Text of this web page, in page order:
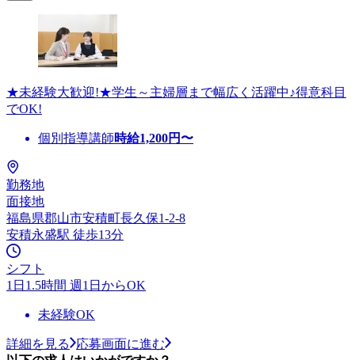
★未経験大歓迎!★学生～主婦層まで幅広く活躍中♪得意科目
でOK!
個別指導講師時給1,200円〜
勤務地
面接地
福島県郡山市安積町長久保1-2-8
安積永盛駅 徒歩13分
シフト
1日1.5時間 週1日からOK
未経験OK
詳細を見る
応募画面に進む